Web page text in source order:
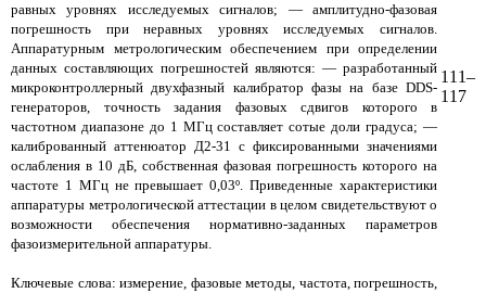
равных уровнях исследуемых сигналов; — амплитудно-фазовая
погрешность при неравных уровнях исследуемых сигналов.
Аппаратурным метрологическим обеспечением при определении
данных составляющих погрешностей являются: — разработанный
микроконтроллерный двухфазный калибратор фазы на базе DDS-
генераторов, точность задания фазовых сдвигов которого в
частотном диапазоне до 1 МГц составляет сотые доли градуса; —
калиброванный аттенюатор Д2-31 с фиксированными значениями
ослабления в 10 дБ, собственная фазовая погрешность которого на
частоте 1 МГц не превышает 0,03º. Приведенные характеристики
аппаратуры метрологической аттестации в целом свидетельствуют о
возможности обеспечения нормативно-заданных параметров
фазоизмерительной аппаратуры.
Ключевые слова: измерение, фазовые методы, частота, погрешность,
111–
117